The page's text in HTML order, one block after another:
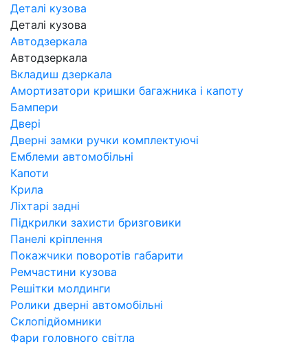
Деталі кузова
Деталі кузова
Автодзеркала
Автодзеркала
Вкладиш дзеркала
Амортизатори кришки багажника і капоту
Бампери
Двері
Дверні замки ручки комплектуючі
Емблеми автомобільні
Капоти
Крила
Ліхтарі задні
Підкрилки захисти бризговики
Панелі кріплення
Покажчики поворотів габарити
Ремчастини кузова
Решітки молдинги
Ролики дверні автомобільні
Склопідйомники
Фари головного світла